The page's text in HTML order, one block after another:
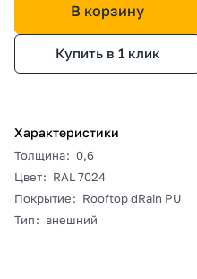
В корзину
Купить в 1 клик
Характеристики
Толщина: 0,6
Цвет: RAL 7024
Покрытие: Rooftop dRain PU
Тип: внешний